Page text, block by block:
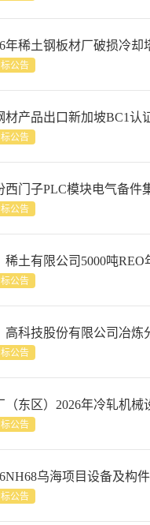
年稀土钢板材厂破损冷
公告
材产品出口新加坡BC1认
公告
西门子PLC模块电气备件
公告
稀土有限公司5000吨
公告
高科技股份有限公司冶
公告
（东区）2026年冷轧机
公告
乌海项目设备及构
公告